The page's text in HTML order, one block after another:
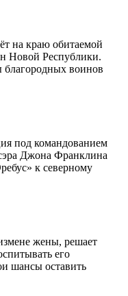
на краю обитаемой
Новой Республики.
благородных воинов
под командованием
Джона Франклина
к северному
жены, решает
его
шансы оставить